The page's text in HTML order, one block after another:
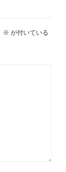
※ が付いている